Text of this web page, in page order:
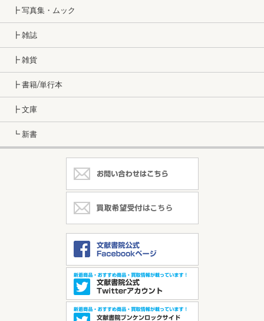
┣ 写真集・ムック
┣ 雑誌
┣ 雑貨
┣ 書籍/単行本
┣ 文庫
┗ 新書